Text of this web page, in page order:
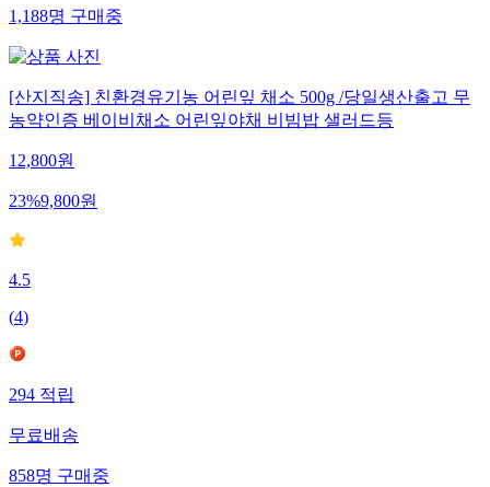
1,188명 구매중
[산지직송] 친환경유기농 어린잎 채소 500g /당일생산출고 무
농약인증 베이비채소 어린잎야채 비빔밥 샐러드등
12,800원
23%9,800원
4.5
(4)
294 적립
무료배송
858명 구매중